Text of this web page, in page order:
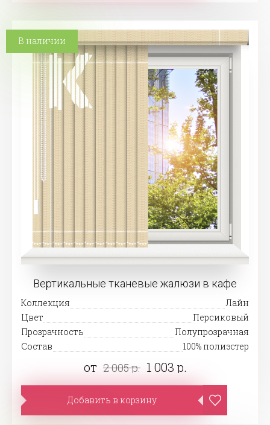
Вертикальные тканевые жалюзи в кафе
Коллекция
Лайн
Цвет
Персиковый
Прозрачность
Полупрозрачная
Состав
100% полиэстер
от 2 005 р. 1 003 р.
В наличии
Добавить в корзину